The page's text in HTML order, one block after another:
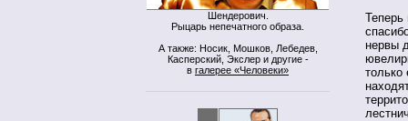
Шендерович.
Рыцарь непечатного образа.
А также: Носик, Мошков, Лебедев,
Касперский, Экслер и другие -
в галерее «Человеки»
Теперь
нервы